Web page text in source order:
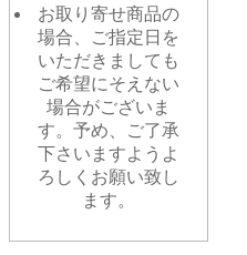
お取り寄せ商品の
場合、ご指定日を
いただきましても
ご希望にそえない
場合がございま
す。予め、ご了承
下さいますようよ
ろしくお願い致し
ます。